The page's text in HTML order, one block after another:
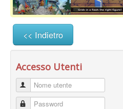
<< Indietro
Accesso Utenti
Nome utente
Password